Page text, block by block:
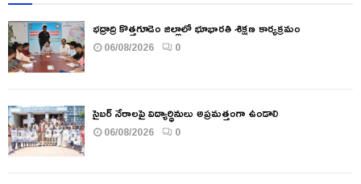
భద్రాద్రి కొత్తగూడెం జిల్లాలో భూభారతి శిక్షణ కార్యక్రమం
06/08/2026 0
సైబర్ నేరాలపై విద్యార్థినులు అప్రమత్తంగా ఉండాలి
06/08/2026 0